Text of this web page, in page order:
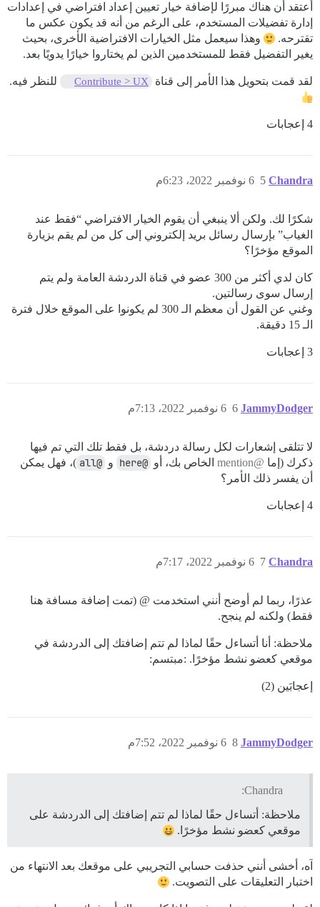
أعتقد أن هناك مبررًا لإضافة خيار تعيين إعداد افتراضي في إعدادات
إدارة تفضيلات المستخدم، على الرغم من أنه قد يكون عكس ما
تقترحه.
وهذا سيعمل مثل الخيارات الافتراضية الأخرى، بحيث
يغير التفضيل فقط للمستخدمين الذين لم يختاروا خيارًا يدويًا بعد.
لقد قمت بتحويل هذا الأمر إلى قناة Contribute > UX للنظر فيه.
4 إعجابات
Chandra 6 نوفمبر 2022، 6:23م 5
شكرًا لك. ولكن ألا ينبغي أن يقوم الخيار الافتراضي “فقط عند
الغياب” بإرسال رسائل بريد إلكتروني إلى كل من لم يقم بزيارة
الموقع مؤخرًا؟
كان لدي أكثر من 300 عضو في قناة الدردشة العامة ولم يتم
إرسال سوى رسالتين.
وغني عن القول أن معظم الـ 300 لم يكونوا على الموقع خلال فترة
الـ 15 دقيقة.
3 إعجابات
JammyDodger 6 نوفمبر 2022، 7:13م 6
لا تتلقى إشعارات لكل رسالة دردشة، بل فقط تلك التي تم فيها
ذكرك (إما @mention الخاص بك، أو @here و @all
)، فهل يمكن
أن يفسر ذلك الأمر؟
4 إعجابات
Chandra 6 نوفمبر 2022، 7:17م 7
عذرًا، ربما لم أوضح أنني استخدمت @ (تمت إضافة مسافة هنا
فقط) ولكنه لم ينجح.
ملاحظة: أنا أتساءل حقًا لماذا لم تتم إضافتك إلى الدردشة في
موقعي كعضو نشط مؤخرًا. :مبتسم:
إعجابَين (2)
JammyDodger 6 نوفمبر 2022، 7:52م 8
Chandra:
ملاحظة: أتساءل حقًا لماذا لم تتم إضافتك إلى الدردشة على
موقعي كعضو نشط مؤخرًا.
آه، أخشى أنني حذفت حسابي التجريبي على موقعك بعد الانتهاء من
اختبار التعليقات على التصويت.